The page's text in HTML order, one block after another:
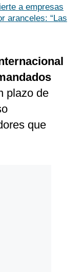
a empresas
aranceles: “Las
plazo de
que